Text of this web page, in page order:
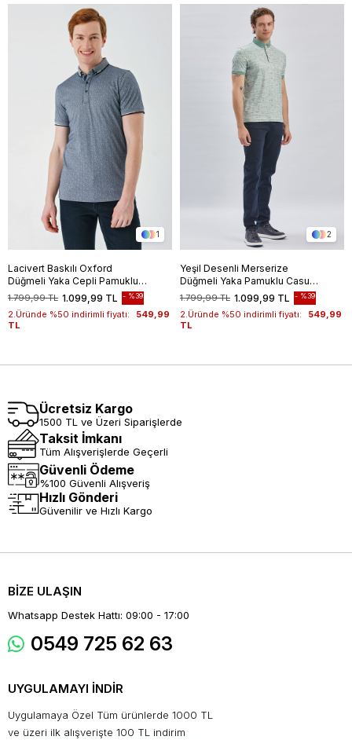
1
Lacivert Baskılı Oxford
Düğmeli Yaka Cepli Pamuklu
Casual Slim Fit Dar Kesim
Tişört 1011240177
1.099,99 TL
1.799,99 TL %39
2.Üründe %50 indirimli fiyatı:
549,99
TL
2
Yeşil Desenli Merserize
Düğmeli Yaka Pamuklu Casual
Slim Fit Dar Kesim Tişört
1011240160
1.099,99 TL
1.799,99 TL %39
2.Üründe %50 indirimli fiyatı:
549,99
TL
Ücretsiz Kargo
1500 TL ve Üzeri Siparişlerde
Taksit İmkanı
Tüm Alışverişlerde Geçerli
Güvenli Ödeme
%100 Güvenli Alışveriş
Hızlı Gönderi
Güvenilir ve Hızlı Kargo
BİZE ULAŞIN
Whatsapp Destek Hattı: 09:00 - 17:00
0549 725 62 63
UYGULAMAYI İNDİR
Uygulamaya Özel Tüm ürünlerde 1000 TL
ve üzeri ilk alışverişte 100 TL indirim